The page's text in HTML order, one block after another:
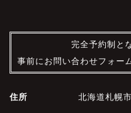
完全予約制と
事前にお問い合わせフォー
住所 北海道札幌